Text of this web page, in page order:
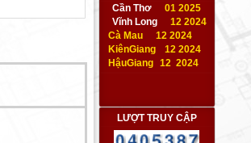
Cần Thơ
01 2025
Vĩnh Long
12 2024
Cà Mau
12 2024
KiênGiang
12 2024
HậuGiang 12 2024
LƯỢT TRUY CẬP